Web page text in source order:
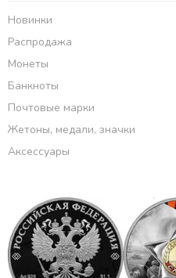
Новинки
Распродажа
Монеты
Банкноты
Почтовые марки
Жетоны, медали, значки
Аксессуары